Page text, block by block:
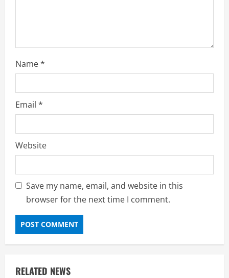
Name*
Email *
Website
Save my name, email, and website in this
browser for the next time I comment.
RELATED NEWS